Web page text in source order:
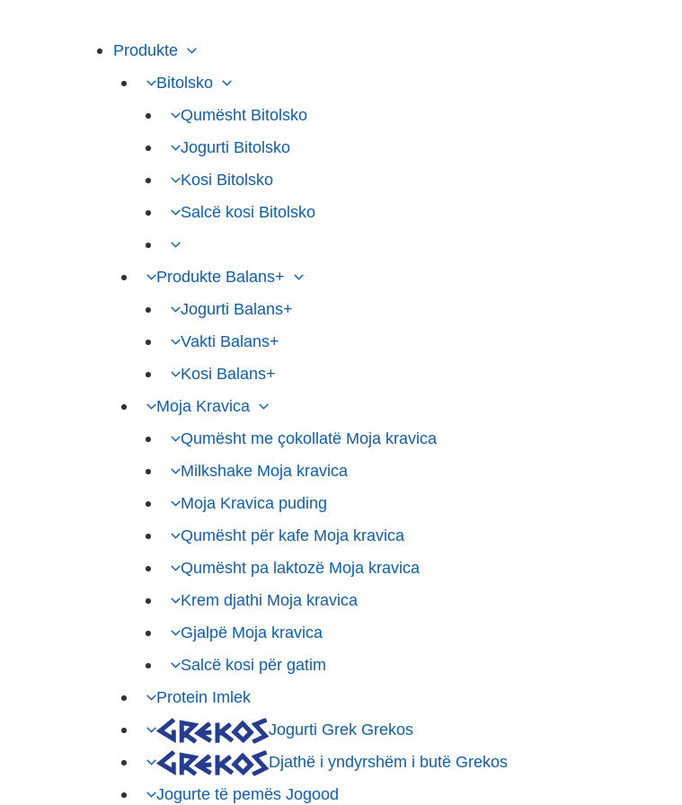
Produkte
Bitolsko
Qumësht Bitolsko
Jogurti Bitolsko
Kosi Bitolsko
Salcë kosi Bitolsko
Produkte Balans+
Jogurti Balans+
Vakti Balans+
Kosi Balans+
Moja Kravica
Qumësht me çokollatë Moja kravica
Milkshake Moja kravica
Moja Kravica puding
Qumësht për kafe Moja kravica
Qumësht pa laktozë Moja kravica
Krem djathi Moja kravica
Gjalpë Moja kravica
Salcë kosi për gatim
Protein Imlek
Jogurti Grek Grekos
Djathë i yndyrshëm i butë Grekos
Jogurte të pemës Jogood